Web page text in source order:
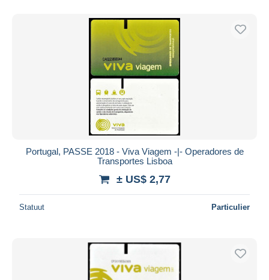
Portugal, PASSE 2018 - Viva Viagem -|- Operadores de
Transportes Lisboa
± US$ 2,77
Statuut Particulier